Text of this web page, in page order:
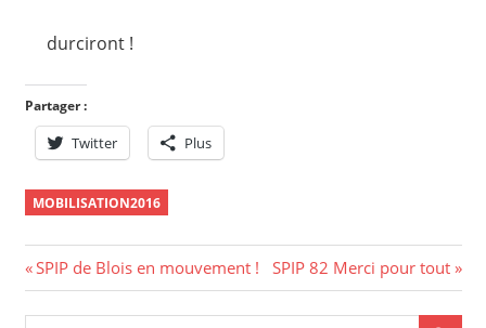
durciront !
Partager :
Twitter Plus
MOBILISATION2016
Navigation
de
Previous
Post:
SPIP de Blois en mouvement !
Next
Post:
SPIP 82 Merci pour tout